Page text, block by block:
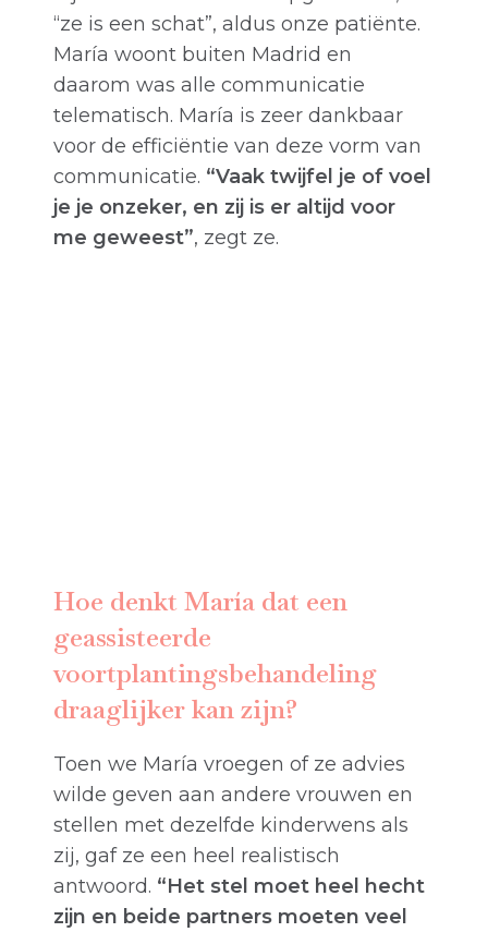
“ze is een schat”, aldus onze patiënte.
María woont buiten Madrid en
daarom was alle communicatie
telematisch. María is zeer dankbaar
voor de efficiëntie van deze vorm van
communicatie. “Vaak twijfel je of voel
je je onzeker, en zij is er altijd voor
me geweest”, zegt ze.
Hoe denkt María dat een
geassisteerde
voortplantingsbehandeling
draaglijker kan zijn?
Toen we María vroegen of ze advies
wilde geven aan andere vrouwen en
stellen met dezelfde kinderwens als
zij, gaf ze een heel realistisch
antwoord. “Het stel moet heel hecht
zijn en beide partners moeten veel